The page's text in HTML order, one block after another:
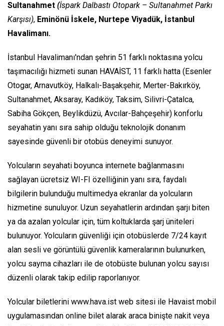
Sultanahmet (İspark Dalbastı Otopark – Sultanahmet Parkı
Karşısı), Eminönü İskele, Nurtepe Viyadük, İstanbul
Havalimanı.
İstanbul Havalimanı'ndan şehrin 51 farklı noktasına yolcu
taşımacılığı hizmeti sunan HAVAİST, 11 farklı hatta (Esenler
Otogar, Arnavutköy, Halkalı-Başakşehir, Merter-Bakırköy,
Sultanahmet, Aksaray, Kadıköy, Taksim, Silivri-Çatalca,
Sabiha Gökçen, Beylikdüzü, Avcılar-Bahçeşehir) konforlu
seyahatin yanı sıra sahip olduğu teknolojik donanım
sayesinde güvenli bir otobüs deneyimi sunuyor.
Yolcuların seyahati boyunca internete bağlanmasını
sağlayan ücretsiz WI-FI özelliğinin yanı sıra, faydalı
bilgilerin bulunduğu multimedya ekranlar da yolcuların
hizmetine sunuluyor. Uzun seyahatlerin ardından şarjı biten
ya da azalan yolcular için, tüm koltuklarda şarj üniteleri
bulunuyor. Yolcuların güvenliği için otobüslerde 7/24 kayıt
alan sesli ve görüntülü güvenlik kameralarının bulunurken,
yolcu sayma cihazları ile de otobüste bulunan yolcu sayısı
düzenli olarak takip edilip raporlanıyor.
Yolcular biletlerini www.hava.ist web sitesi ile Havaist mobil
uygulamasından online bilet alarak araca binişte nakit veya